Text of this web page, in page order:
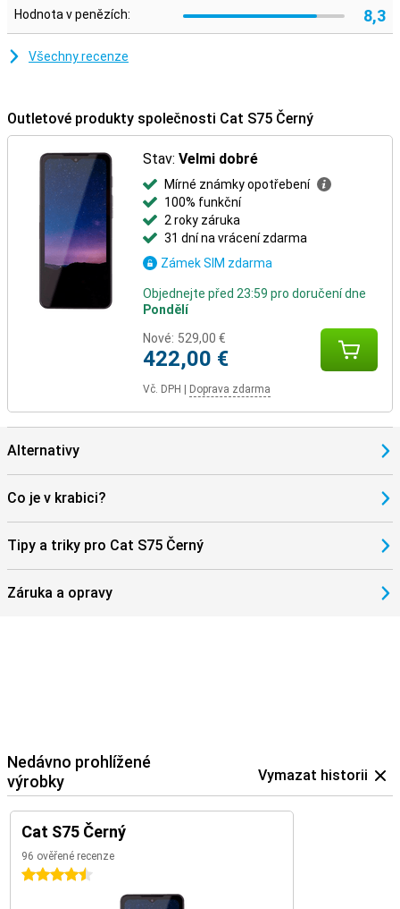
Hodnota v penězích: 8,3
Všechny recenze
Outletové produkty společnosti Cat S75 Černý
Stav:Velmi dobré
Mírné známky opotřebení
100% funkční
2 roky záruka
31 dní na vrácení zdarma
Zámek SIM zdarma
Objednejte před 23:59 pro doručení dne
Pondělí
Nové: 529,00 €
422,00 €
Vč. DPH Doprava zdarma
Alternativy
Co je v krabici?
Tipy a triky pro Cat S75 Černý
Záruka a opravy
Nedávno prohlížené
výrobky
Vymazat historii
Cat S75 Černý
96 ověřené recenze
4.5 hvězdičky